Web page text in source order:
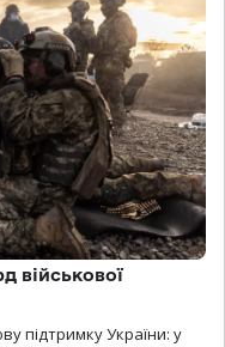
військової
підтримку України: у